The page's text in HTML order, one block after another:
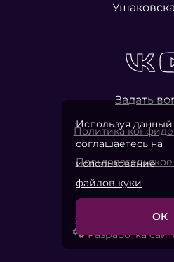
Задать
Политика
2026 © «Азия
Разработка
Используя данный
соглашаетесь на
использование
файлов куки
ОК